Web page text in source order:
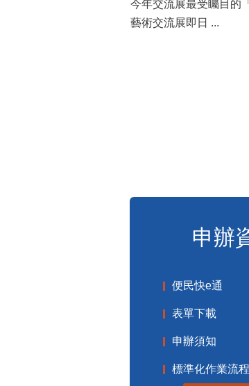
今年交流展最受矚目的
藝術交流展即日 ...
申辦
便民快e通
表單下載